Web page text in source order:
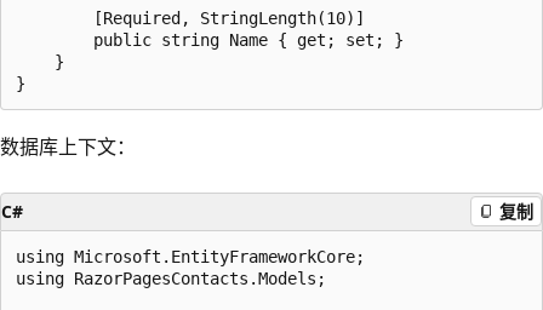
        [Required, StringLength(10)]
        public string Name { get; set; }
    }
数据库上下文：
C# 复制
using Microsoft.EntityFrameworkCore;
using RazorPagesContacts.Models;